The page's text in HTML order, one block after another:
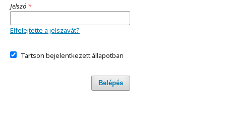
Jelszó *
Elfelejtette a jelszavát?
Tartson bejelentkezett állapotban
Belépés